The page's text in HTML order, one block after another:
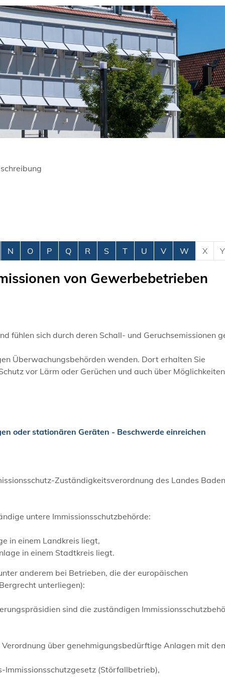
N O P Q R S T U V W X Y
von Gewerbebetrieben
fühlen sich durch deren Schall- und Geruchsemissionen
Überwachungsbehörden wenden. Dort erhalten Sie
vor Lärm oder Gerüchen und auch über
oder stationären Geräten - Beschwerde einreichen
Zuständigkeitsverordnung des Landes
untere Immissionsschutzbehörde:
in einem Landkreis liegt,
in einem Stadtkreis liegt.
anderem bei Betrieben, die der europäischen
unterliegen):
sind die zuständigen
über genehmigungsbedürftige Anlagen mit
Immissionsschutzgesetz (Störfallbetrieb),